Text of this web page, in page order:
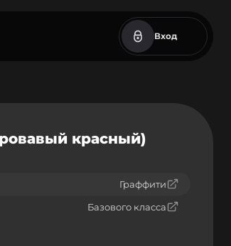
Вход
красный)
Граффити
Базового класса